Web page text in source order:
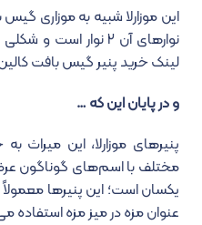
این موزارلا شبیه به موزاری
نوارهای آن ۲ نوار
لینک خرید پنیر گیس بافت
و در پایان این که …
پنیرهای موزارلا، این میراث به
مختلف با اسم‌های گوناگون
یکسان است؛ این پنیرها معمولاً
عنوان مزه در میز مزه استفاده